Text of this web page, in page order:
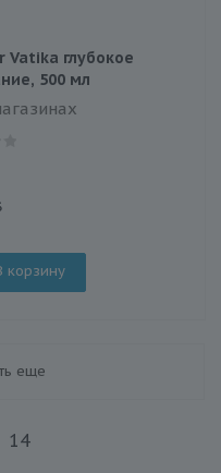
Vatika глубокое
500 мл
корзину
еще
14